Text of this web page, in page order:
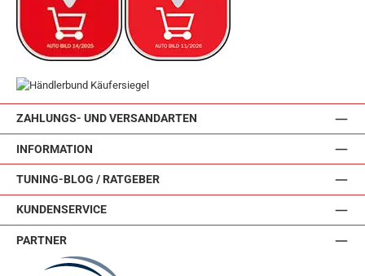
ZAHLUNGS- UND VERSANDARTEN
INFORMATION
TUNING-BLOG / RATGEBER
KUNDENSERVICE
PARTNER